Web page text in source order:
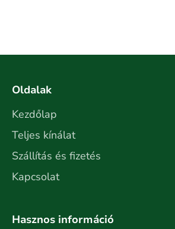
Oldalak
Kezdőlap
Teljes kínálat
Szállítás és fizetés
Kapcsolat
Hasznos információ